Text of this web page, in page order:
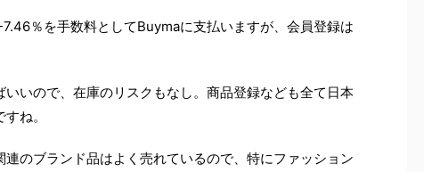
％を手数料としてBuymaに支払いますが、会員登録は
いので、在庫のリスクもなし。商品登録なども全て日本
ね。
のブランド品はよく売れているので、特にファッション